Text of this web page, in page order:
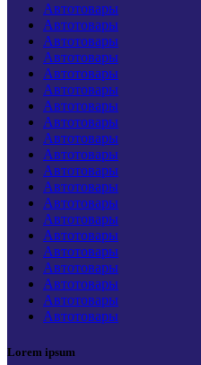
Автотовары
Автотовары
Автотовары
Автотовары
Автотовары
Автотовары
Автотовары
Автотовары
Автотовары
Автотовары
Автотовары
Автотовары
Автотовары
Автотовары
Автотовары
Автотовары
Автотовары
Автотовары
Автотовары
Автотовары
Lorem ipsum